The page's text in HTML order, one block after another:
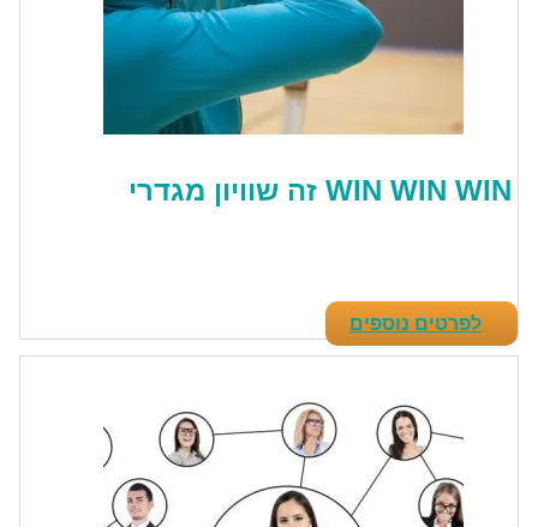
WIN WIN WIN זה שוויון מגדרי
לפרטים נוספים